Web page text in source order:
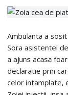
Ambulanta a
Sora asistentei
a ajuns acasa
declaratie prin
celor intamplate,